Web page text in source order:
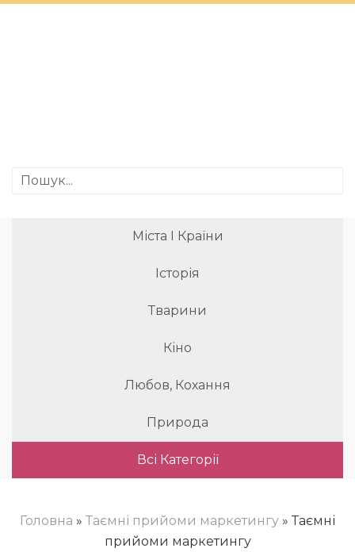
Міста І Країни
Історія
Тварини
Кіно
Любов, Кохання
Природа
Всі Категорії
Головна » Таємні прийоми маркетингу » Таємні
прийоми маркетингу